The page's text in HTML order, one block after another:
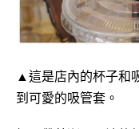
▲這是店內的杯子和
到可愛的吸管套。